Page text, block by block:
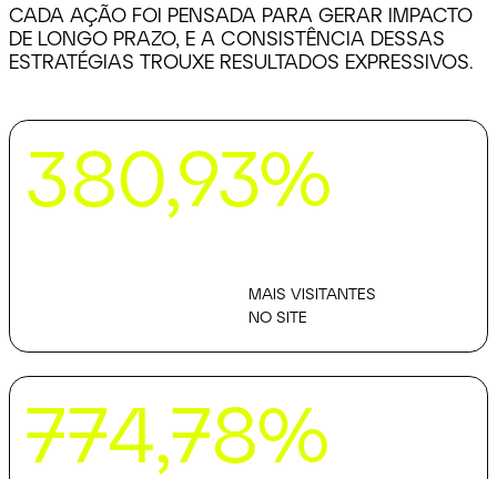
CADA AÇÃO FOI PENSADA PARAGERAR IMPACTO
DE LONGO PRAZO, E ACONSISTÊNCIA DESSAS
ESTRATÉGIASTROUXE RESULTADOS EXPRESSIVOS.
380,93% mais visitantes no site
380,93%
MAIS VISITANTES
NO SITE
774,78% mais leads únicos
774,78%